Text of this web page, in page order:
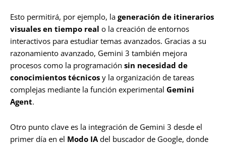
Esto permitirá, por ejemplo, la generación de itinerarios
visuales en tiempo real o la creación de entornos
interactivos para estudiar temas avanzados. Gracias a su
razonamiento avanzado, Gemini 3 también mejora
procesos como la programación sin necesidad de
conocimientos técnicos y la organización de tareas
complejas mediante la función experimental Gemini
Agent.
Otro punto clave es la integración de Gemini 3 desde el
primer día en el Modo IA del buscador de Google, donde